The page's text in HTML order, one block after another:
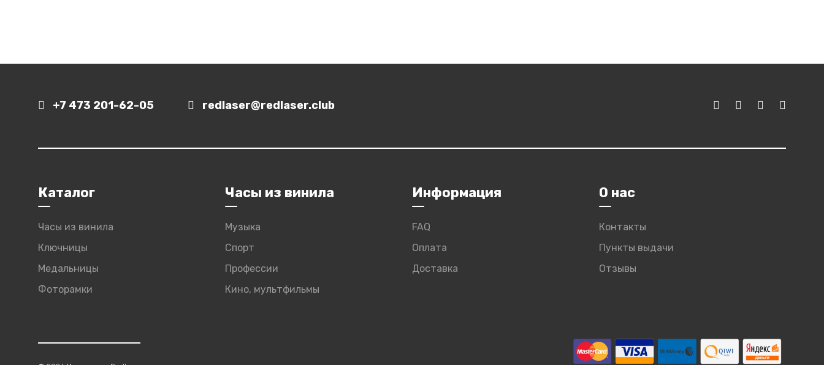
+7 473 201-62-05 redlaser@redlaser.club
Каталог
Часы из винила
Ключницы
Медальницы
Фоторамки
Часы из винила
Музыка
Спорт
Профессии
Кино, мультфильмы
Информация
FAQ
Оплата
Доставка
О нас
Контакты
Пункты выдачи
Отзывы